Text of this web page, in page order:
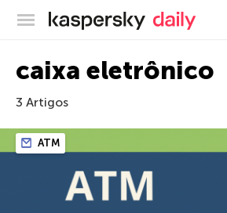
Blog oficial da
caixa eletrônico
3 Artigos
ATM